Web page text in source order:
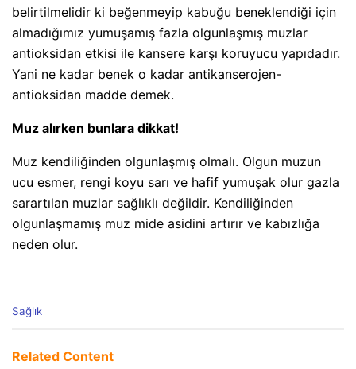
belirtilmelidir ki beğenmeyip kabuğu beneklendiği için
almadığımız yumuşamış fazla olgunlaşmış muzlar
antioksidan etkisi ile kansere karşı koruyucu yapıdadır.
Yani ne kadar benek o kadar antikanserojen-
antioksidan madde demek.
Muz alırken bunlara dikkat!
Muz kendiliğinden olgunlaşmış olmalı. Olgun muzun
ucu esmer, rengi koyu sarı ve hafif yumuşak olur gazla
sarartılan muzlar sağlıklı değildir. Kendiliğinden
olgunlaşmamış muz mide asidini artırır ve kabızlığa
neden olur.
C
e
Sağlık
Related Content